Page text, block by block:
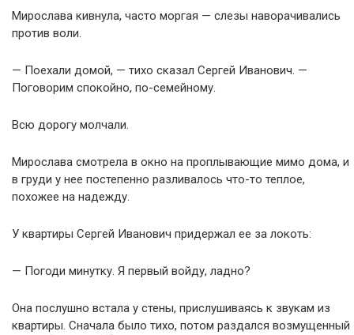
Мирослава кивнула, часто моргая — слезы наворачивались
против воли.
— Поехали домой, — тихо сказал Сергей Иванович. —
Поговорим спокойно, по-семейному.
Всю дорогу молчали.
Мирослава смотрела в окно на проплывающие мимо дома, и
в груди у нее постепенно разливалось что-то теплое,
похожее на надежду.
У квартиры Сергей Иванович придержал ее за локоть:
— Погоди минутку. Я первый войду, ладно?
Она послушно встала у стены, прислушиваясь к звукам из
квартиры. Сначала было тихо, потом раздался возмущенный